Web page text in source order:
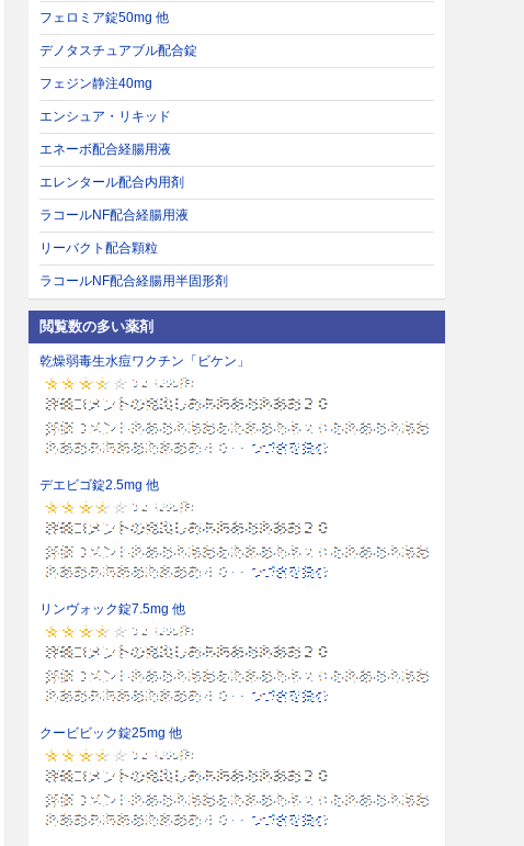
フェロミア錠50mg 他
デノタスチュアブル配合錠
フェジン静注40mg
エンシュア・リキッド
エネーボ配合経腸用液
エレンタール配合内用剤
ラコールNF配合経腸用液
リーバクト配合顆粒
ラコールNF配合経腸用半固形剤
閲覧数の多い薬剤
乾燥弱毒生水痘ワクチン「ビケン」
デエビゴ錠2.5mg 他
リンヴォック錠7.5mg 他
クービビック錠25mg 他